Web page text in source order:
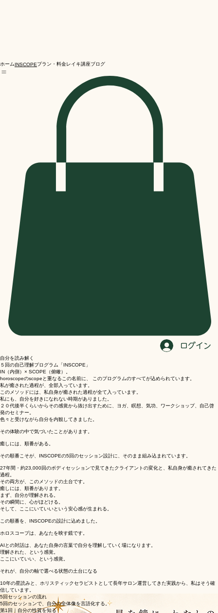
レイキ講座ブログ
自分を読み解く
５回の自己理解プログラム「INSCOPE」
IN（内側）× SCOPE（俯瞰）。
horoscopeのscopeと重なるこの名前に、 このプログラムのすべてが込められています。
私が癒された過程が、全部入っています。
このメソッドには、私自身が癒された過程が全て入っています。
２０代後半くらいからその感覚から抜け出すために、ヨガ、瞑想、気功、ワークショップ、自己啓
色々と受けながら自分を内観してきました。
その体験の中で気づいたことがあります。
癒しには、順番がある。
その順番こそが、INSCOPEの5回のセッション設計に、そのまま組み込まれています。
27年間・約23,000回のボディセッションで見てきたクライアントの変化と、私自身が癒されてきた
過程。
その両方が、このメソッドの土台です。
まず、自分が理解される。
そして、ここにいていいという安心感が生まれる。
この順番を、INSCOPEの設計に込めました。
ホロスコープは、あなたを映す鏡です。
AIとの対話は、あなた自身の言葉で自分を理解していく場になります。
ここにいていい、という感覚。
それが、自分の軸で選べる状態の土台になる
10年の星読みと、ホリスティックセラピストとして長年サロン運営してきた実践から、私はそう確